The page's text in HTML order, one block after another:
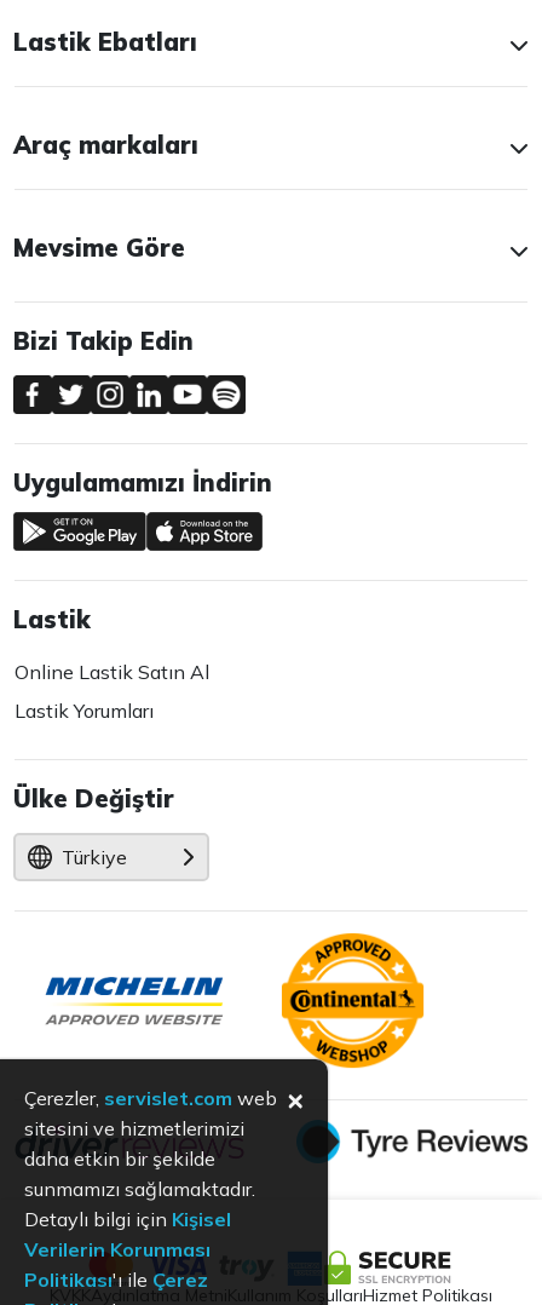
Lastik Ebatları
Araç markaları
Mevsime Göre
Bizi Takip Edin
Uygulamamızı İndirin
Lastik
Online Lastik Satın Al
Lastik Yorumları
Ülke Değiştir
Türkiye
Aydınlatma Metni Kullanım KoşullarıHizmet Politikası
Çerezler, servislet.com web
sitesini ve hizmetlerimizi
daha etkin bir şekilde
sunmamızı sağlamaktadır.
Detaylı bilgi için Kişisel
Verilerin Korunması
Politikası'ı ile Çerez
×